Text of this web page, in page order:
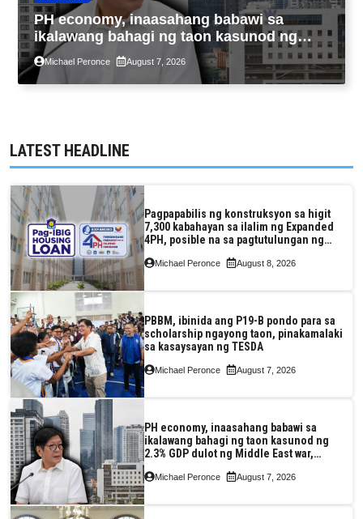
PH economy, inaasahang babawi sa
ikalawang bahagi ng taon kasunod ng
2.3% GDP dulot ng Middle East war,
pagkaantala ng public construction
Michael Peronce August 7, 2026
LATEST HEADLINE
Pagpapabilis ng konstruksyon sa higit
7,300 kabahayan sa ilalim ng Expanded
4PH, posible na sa pagtutulungan ng
Pag-IBIG at P.A. Alvarez
Michael Peronce August 8, 2026
PBBM, ibinida ang P19-B pondo para sa
scholarship ngayong taon, pinakamalaki
sa kasaysayan ng TESDA
Michael Peronce August 7, 2026
PH economy, inaasahang babawi sa
ikalawang bahagi ng taon kasunod ng
2.3% GDP dulot ng Middle East war,
pagkaantala ng public construction
Michael Peronce August 7, 2026